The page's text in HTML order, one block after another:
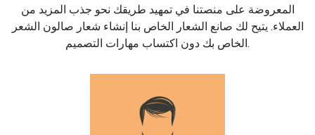
المعروضة على منصتنا في تمهيد طريقك نحو جذب المزيد من
العملاء. يتيح لك صانع الشعار الخاص بنا إنشاء شعار صالون الشعر
الخاص بك دون اكتساب مهارات التصميم.